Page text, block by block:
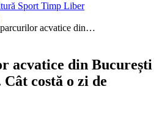
Sport Timp Liber
acvatice din…
acvatice din București
costă o zi de